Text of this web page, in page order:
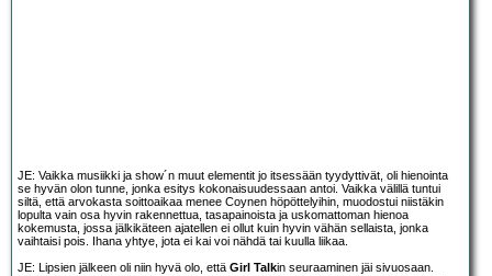
JE: Vaikka musiikki ja show´n muut elementit jo itsessään tyydyttivät, oli hienointa
se hyvän olon tunne, jonka esitys kokonaisuudessaan antoi. Vaikka välillä tuntui
siltä, että arvokasta soittoaikaa menee Coynen höpöttelyihin, muodostui niistäkin
lopulta vain osa hyvin rakennettua, tasapainoista ja uskomattoman hienoa
kokemusta, jossa jälkikäteen ajatellen ei ollut kuin hyvin vähän sellaista, jonka
vaihtaisi pois. Ihana yhtye, jota ei kai voi nähdä tai kuulla liikaa.
JE: Lipsien jälkeen oli niin hyvä olo, että Girl Talkin seuraaminen jäi sivuosaan.